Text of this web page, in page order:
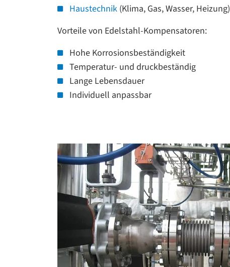
Haustechnik (Klima, Gas, Wasser, Heizung)
Vorteile von Edelstahl-Kompensatoren:
Hohe Korrosionsbeständigkeit
Temperatur- und druckbeständig
Lange Lebensdauer
Individuell anpassbar